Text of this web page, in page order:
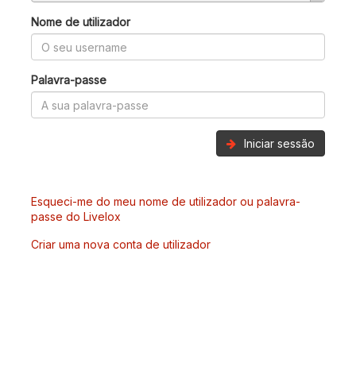
Nome de utilizador
Palavra-passe
Iniciar sessão
Esqueci-me do meu nome de utilizador ou palavra-
passe do Livelox
Criar uma nova conta de utilizador